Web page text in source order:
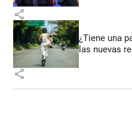
share
¿Tiene una
las nuevas
share